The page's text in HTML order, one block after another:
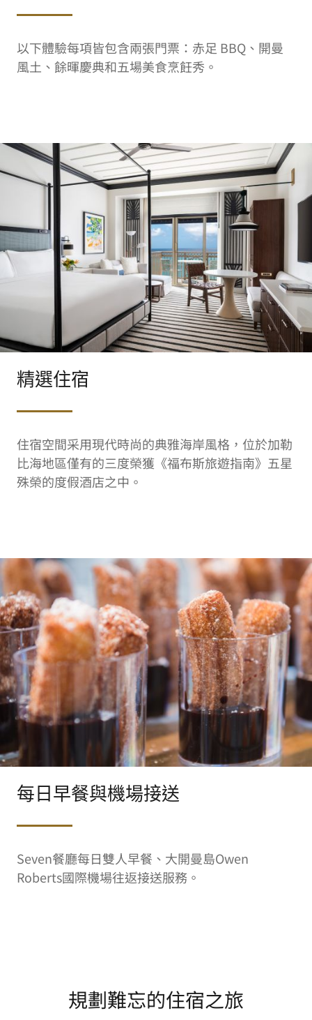
以下體驗每項皆包含兩張門票：赤足 BBQ、開曼
風土、餘暉慶典和五場美食烹飪秀。
精選住宿
住宿空間采用現代時尚的典雅海岸風格，位於加勒
比海地區僅有的三度榮獲《福布斯旅遊指南》五星
殊榮的度假酒店之中。
每日早餐與機場接送
Seven餐廳每日雙人早餐、大開曼島Owen
Roberts國際機場往返接送服務。
規劃難忘的住宿之旅